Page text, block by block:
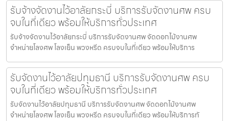
รับจ้างจัดงานไว้อาลัยกระบี่ บริการรับจัดงานศพ ครบ
จบในที่เดียว พร้อมให้บริการทั่วประเทศ
รับจ้างจัดงานไว้อาลัยกระบี่ บริการรับจัดงานศพ จัดดอกไม้งานศพ
จำหน่ายโลงศพ โลงเย็น พวงหรีด ครบจบในที่เดียว พร้อมให้บริการ
รับจัดงานไว้อาลัยปทุมธานี บริการรับจัดงานศพ ครบ
จบในที่เดียว พร้อมให้บริการทั่วประเทศ
รับจัดงานไว้อาลัยปทุมธานี บริการรับจัดงานศพ จัดดอกไม้งานศพ
จำหน่ายโลงศพ โลงเย็น พวงหรีด ครบจบในที่เดียว พร้อมให้บริการทั